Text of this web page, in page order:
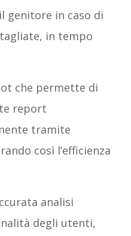
genitore in caso di
in tempo
che permette di
report
tramite
così l’efficienza
analisi
degli utenti,